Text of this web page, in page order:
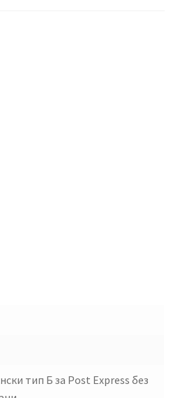
тип Б за Post Express без